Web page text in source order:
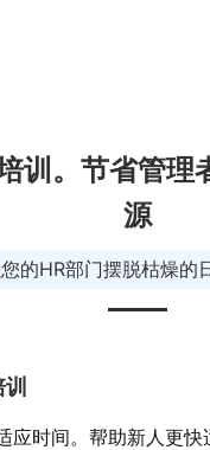
训。节省管理
源
的HR部门摆脱枯燥的
应时间。帮助新人更